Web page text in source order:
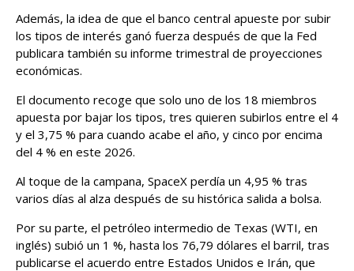
Además, la idea de que el banco central apueste por subir
los tipos de interés ganó fuerza después de que la Fed
publicara también su informe trimestral de proyecciones
económicas.
El documento recoge que solo uno de los 18 miembros
apuesta por bajar los tipos, tres quieren subirlos entre el 4
y el 3,75 % para cuando acabe el año, y cinco por encima
del 4 % en este 2026.
Al toque de la campana, SpaceX perdía un 4,95 % tras
varios días al alza después de su histórica salida a bolsa.
Por su parte, el petróleo intermedio de Texas (WTI, en
inglés) subió un 1 %, hasta los 76,79 dólares el barril, tras
publicarse el acuerdo entre Estados Unidos e Irán, que